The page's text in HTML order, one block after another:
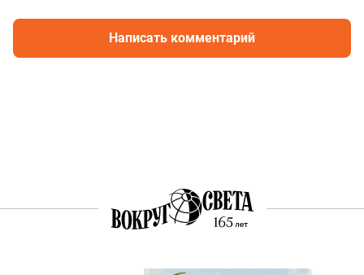
Написать комментарий